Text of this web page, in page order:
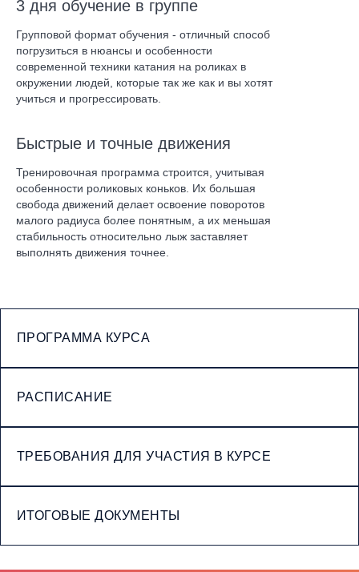
3 дня обучение в группе
Групповой формат обучения - отличный способ
погрузиться в нюансы и особенности
современной техники катания на роликах в
окружении людей, которые так же как и вы хотят
учиться и прогрессировать.
Быстрые и точные движения
Тренировочная программа строится, учитывая
особенности роликовых коньков. Их большая
свобода движений делает освоение поворотов
малого радиуса более понятным, а их меньшая
стабильность относительно лыж заставляет
выполнять движения точнее.
ПРОГРАММА КУРСА
РАСПИСАНИЕ
ТРЕБОВАНИЯ ДЛЯ УЧАСТИЯ В КУРСЕ
ИТОГОВЫЕ ДОКУМЕНТЫ